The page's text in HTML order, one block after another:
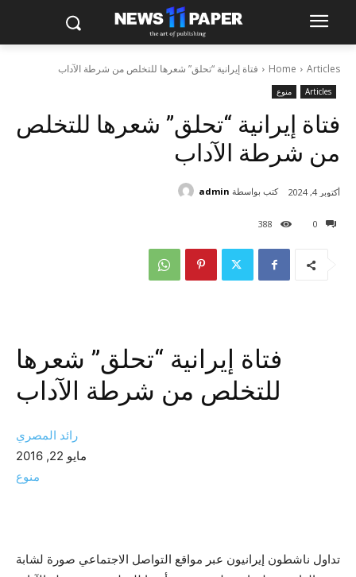
Home Articles فتاة إيرانية “تحلق” شعرها للتخلص من شرطة الآداب
Articles منوع
فتاة إيرانية “تحلق” شعرها للتخلص
من شرطة الآداب
0
388
أكتوبر 4, 2024 كتب بواسطة admin
فتاة إيرانية “تحلق” شعرها
للتخلص من شرطة الآداب
رائد المصري
مايو 22, 2016
منوع
تداول ناشطون إيرانيون عبر مواقع التواصل الاجتماعي صورة لشابة